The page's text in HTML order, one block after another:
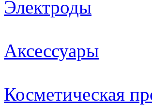
Электроды
Аксессуары
Косметическая